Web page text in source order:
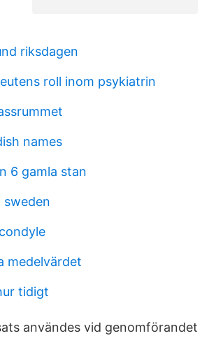
riksdagen
roll inom psykiatrin
names
6 gamla stan
sweden
medelvärdet
tidigt
användes vid genomförandet